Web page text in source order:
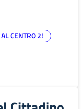
CENTRO 2!